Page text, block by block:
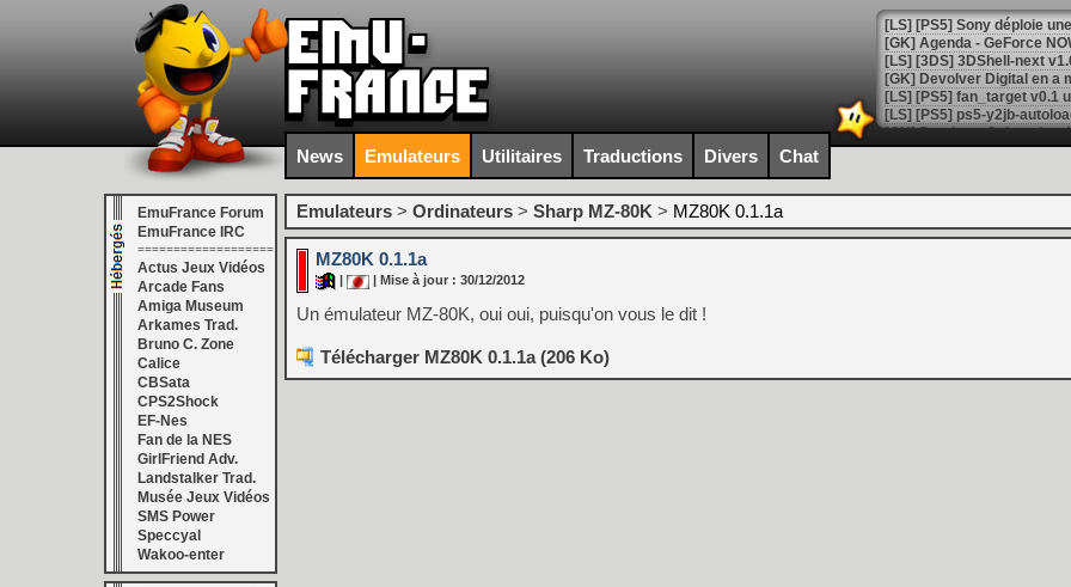
[GK] Agenda - GeForce
[GK] Devolver Digital en a
[LS] [PS5] ps5-y2jb-
[GK] Pourquoi Marvel
[GK] Test : Restory : Chill
[GK] GTA 6 : Rockstar
[GK] Hot Wheels Infinite
[GK] Mémoire cash -
[GK] Résultats Nintendo :
[GK] Déjà des
[Mo5] Brickboy cherche à
[GK] Minecraft et ses «
[GK] Beast of
[GK] Ubisoft : fin de partie
[GK] Mémoire cash -
[GK] Dan Houser (GTA)
[GK] Comment EA Sports
[GK] Crimson Moon : un
[GK] Isle of Reveries : le
[GK] Moonlighter 2 : The
[GK] Capcom relance
News Emulateurs Utilitaires Traductions Divers Chat
EmuFrance Forum
EmuFrance IRC
===================
Actus Jeux Vidéos
Arcade Fans
Amiga Museum
Arkames Trad.
Bruno C. Zone
Calice
CBSata
CPS2Shock
EF-Nes
Fan de la NES
GirlFriend Adv.
Landstalker Trad.
Musée Jeux Vidéos
SMS Power
Speccyal
Wakoo-enter
Emulateurs > Ordinateurs > Sharp MZ-80K > MZ80K 0.1.1a
MZ80K 0.1.1a
| Mise à jour : 30/12/2012
Un émulateur MZ-80K, oui oui, puisqu'on vous le dit !
Télécharger MZ80K 0.1.1a (206 Ko)